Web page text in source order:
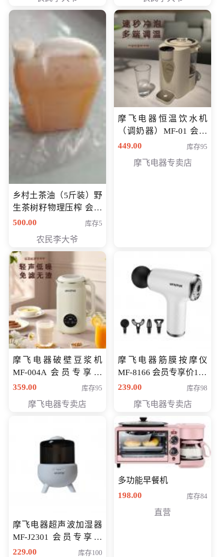
乡村土茶油（5斤装）野
生茶树籽物理压榨 会员
专享价400元
500.00 库存5
农民李大爷
摩飞电器恒温饮水机
（调奶器）MF-01 会员
专享价366元
449.00 库存95
摩飞电器专卖店
摩飞电器破壁豆浆机
MF-004A 会员专享价
168元
359.00 库存95
摩飞电器专卖店
摩飞电器筋膜按摩仪
MF-8166 会员专享价168
元
239.00 库存98
摩飞电器专卖店
摩飞电器超声波加湿器
MF-J2301 会员专享价
168元
229.00 库存100
多功能早餐机
198.00
库存84
直营